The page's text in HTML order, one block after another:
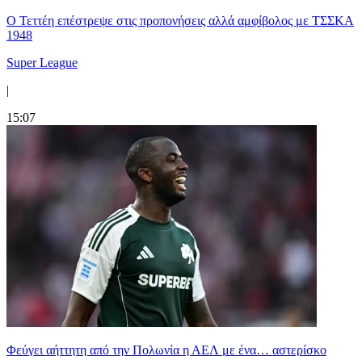
Ο Τεττέη επέστρεψε στις προπονήσεις αλλά αμφίβολος με ΤΣΣΚΑ
1948
Super League
|
15:07
Φεύγει αήττητη από την Πολωνία η ΑΕΛ με ένα… αστερίσκο